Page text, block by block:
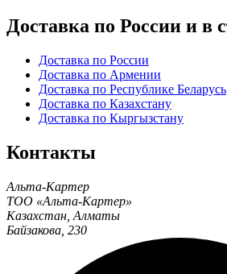
Доставка по России и
Доставка по России
Доставка по Армении
Доставка по Республике Беларусь
Доставка по Казахстану
Доставка по Кыргызстану
Контакты
Альта-Картер
ТОО «Альта-Картер»
Казахстан Алматы
Байзакова, 230